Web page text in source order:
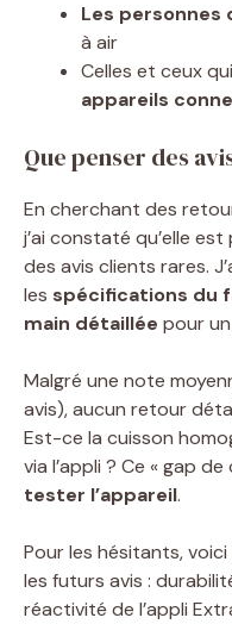
Les
à air
Celles et ceux
appareils
Que penser des
En cherchant des
j’ai constaté qu’elle
des avis clients rares.
les spécifications du
main détaillée pour
Malgré une note
avis), aucun retour
Est-ce la cuisson
via l’appli ? Ce « gap
tester l’appareil.
Pour les hésitants,
les futurs avis :
réactivité de l’appli